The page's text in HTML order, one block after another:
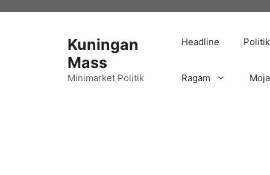
Kuningan
Mass
Minimarket Politik
Headline Politik
Ragam